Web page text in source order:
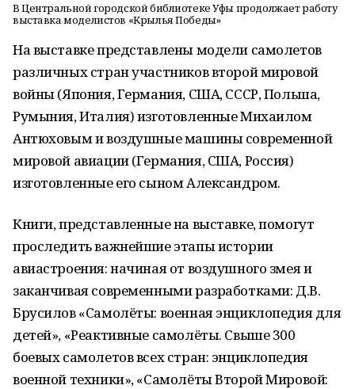
В Центральной городской библиотеке Уфы продолжает работу
выставка моделистов «Крылья Победы»
На выставке представлены модели самолетов
различных стран участников второй мировой
войны (Япония, Германия, США, СССР, Польша,
Румыния, Италия) изготовленные Михаилом
Антюховым и воздушные машины современной
мировой авиации (Германия, США, Россия)
изготовленные его сыном Александром.
Книги, представленные на выставке, помогут
проследить важнейшие этапы истории
авиастроения: начиная от воздушного змея и
заканчивая современными разработками: Д.В.
Брусилов «Самолёты: военная энциклопедия для
детей», «Реактивные самолёты. Свыше 300
боевых самолетов всех стран: энциклопедия
военной техники», «Самолёты Второй Мировой: